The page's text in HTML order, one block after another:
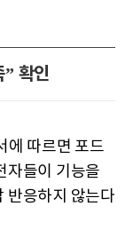
확인
에 따르면 포드
자들이 기능을
반응하지 않는다